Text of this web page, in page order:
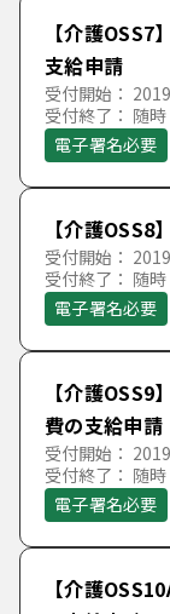
【介護
支給申請
受付開始：
受付終了： 随時
電子署名必要
【介護
受付開始：
受付終了： 随時
電子署名必要
【介護
費の支給申請
受付開始：
受付終了： 随時
電子署名必要
【介護